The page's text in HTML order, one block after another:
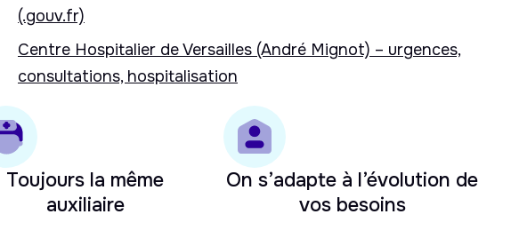
(.gouv.fr)
Centre Hospitalier de Versailles (André Mignot) – urgences,
consultations, hospitalisation
Toujours la même
auxiliaire
On s’adapte à l’évolution de
vos besoins